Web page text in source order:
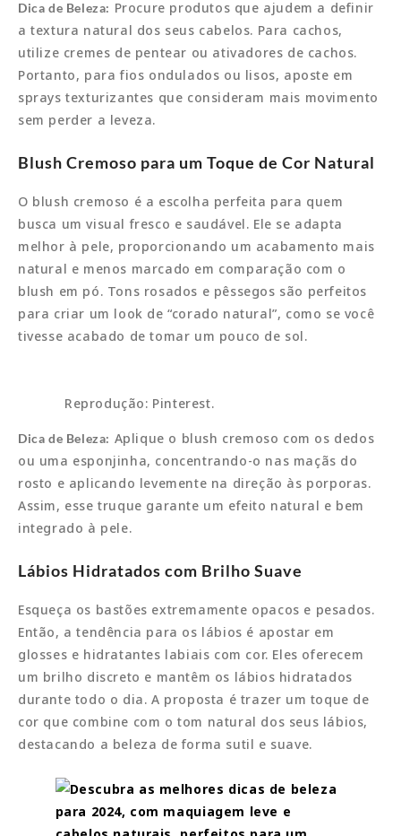
Dica de Beleza: Procure produtos que ajudem a definir
a textura natural dos seus cabelos. Para cachos,
utilize cremes de pentear ou ativadores de cachos.
Portanto, para fios ondulados ou lisos, aposte em
sprays texturizantes que consideram mais movimento
sem perder a leveza.
Blush Cremoso para um Toque de Cor Natural
O blush cremoso é a escolha perfeita para quem
busca um visual fresco e saudável. Ele se adapta
melhor à pele, proporcionando um acabamento mais
natural e menos marcado em comparação com o
blush em pó. Tons rosados ​​e pêssegos são perfeitos
para criar um look de “corado natural”, como se você
tivesse acabado de tomar um pouco de sol.
Reprodução: Pinterest.
Dica de Beleza: Aplique o blush cremoso com os dedos
ou uma esponjinha, concentrando-o nas maçãs do
rosto e aplicando levemente na direção às porporas.
Assim, esse truque garante um efeito natural e bem
integrado à pele.
Lábios Hidratados com Brilho Suave
Esqueça os bastões extremamente opacos e pesados.
Então, a tendência para os lábios é apostar em
glosses e hidratantes labiais com cor. Eles oferecem
um brilho discreto e mantêm os lábios hidratados
durante todo o dia. A proposta é trazer um toque de
cor que combine com o tom natural dos seus lábios,
destacando a beleza de forma sutil e suave.